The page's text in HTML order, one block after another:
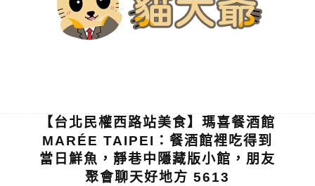
【台北民權西路站美食】瑪喜餐酒館
MARÉE TAIPEI：餐酒館裡吃得到
當日鮮魚，靜巷中隱藏版小館，朋友
聚會聊天好地方 5613